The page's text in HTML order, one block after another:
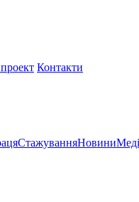
Контакти
СтажуванняНовини